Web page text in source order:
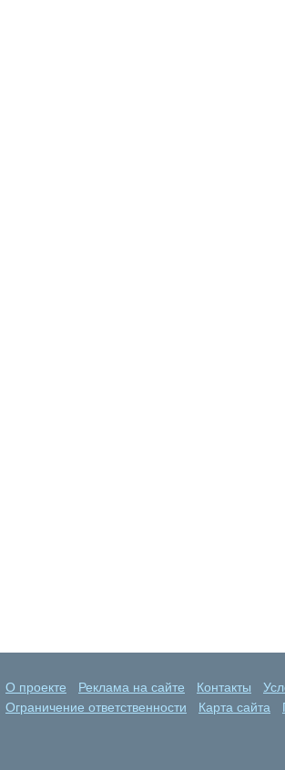
О проекте Реклама на сайте Контакты
Ограничение ответственности
Карта сайта